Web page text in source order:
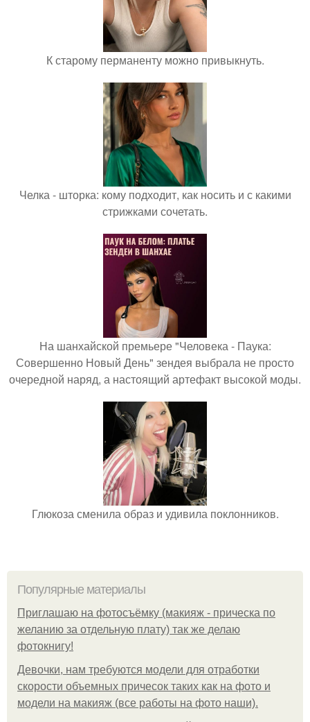
К старому перманенту можно привыкнуть.
Челка - шторка: кому подходит, как носить и с какими
стрижками сочетать.
На шанхайской премьере "Человека - Паука:
Совершенно Новый День" зендея выбрала не просто
очередной наряд, а настоящий артефакт высокой моды.
Глюкоза сменила образ и удивила поклонников.
Популярные материалы
Приглашаю на фотосъёмку (макияж - прическа по
желанию за отдельную плату) так же делаю
фотокнигу!
Девочки, нам требуются модели для отработки
скорости объемных причесок таких как на фото и
модели на макияж (все работы на фото наши).